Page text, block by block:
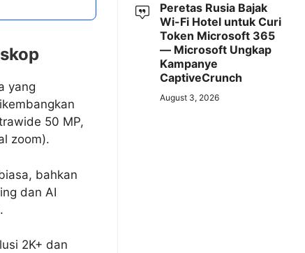
yang
50 MP,
zoom).
bahkan
dan AI
2K+ dan
Peretas Rusia Bajak
Wi-Fi Hotel untuk Curi
Token Microsoft 365
— Microsoft Ungkap
Kampanye
CaptiveCrunch
August 3, 2026